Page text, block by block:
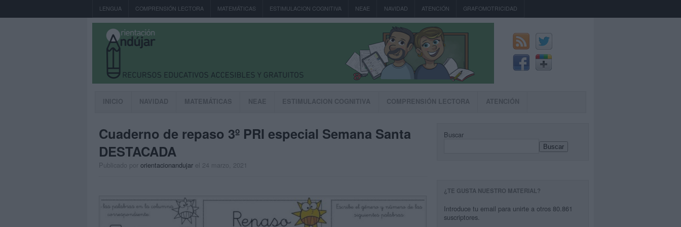
LENGUA COMPRENSIÓN LECTORA MATEMÁTICAS ESTIMULACION COGNITIVA NEAE NAVIDAD ATENCIÓN GRAFOMOTRICIDAD
INICIO NAVIDAD MATEMÁTICAS NEAE ESTIMULACION COGNITIVA COMPRENSIÓN LECTORA ATENCIÓN
Cuaderno de repaso 3º PRI especial Semana Santa
DESTACADA
Publicado por orientacionandujar el 24 marzo, 2021
Buscar
Buscar
¿TE GUSTA NUESTRO MATERIAL?
Introduce tu email para unirte a otros 80.861
suscriptores.